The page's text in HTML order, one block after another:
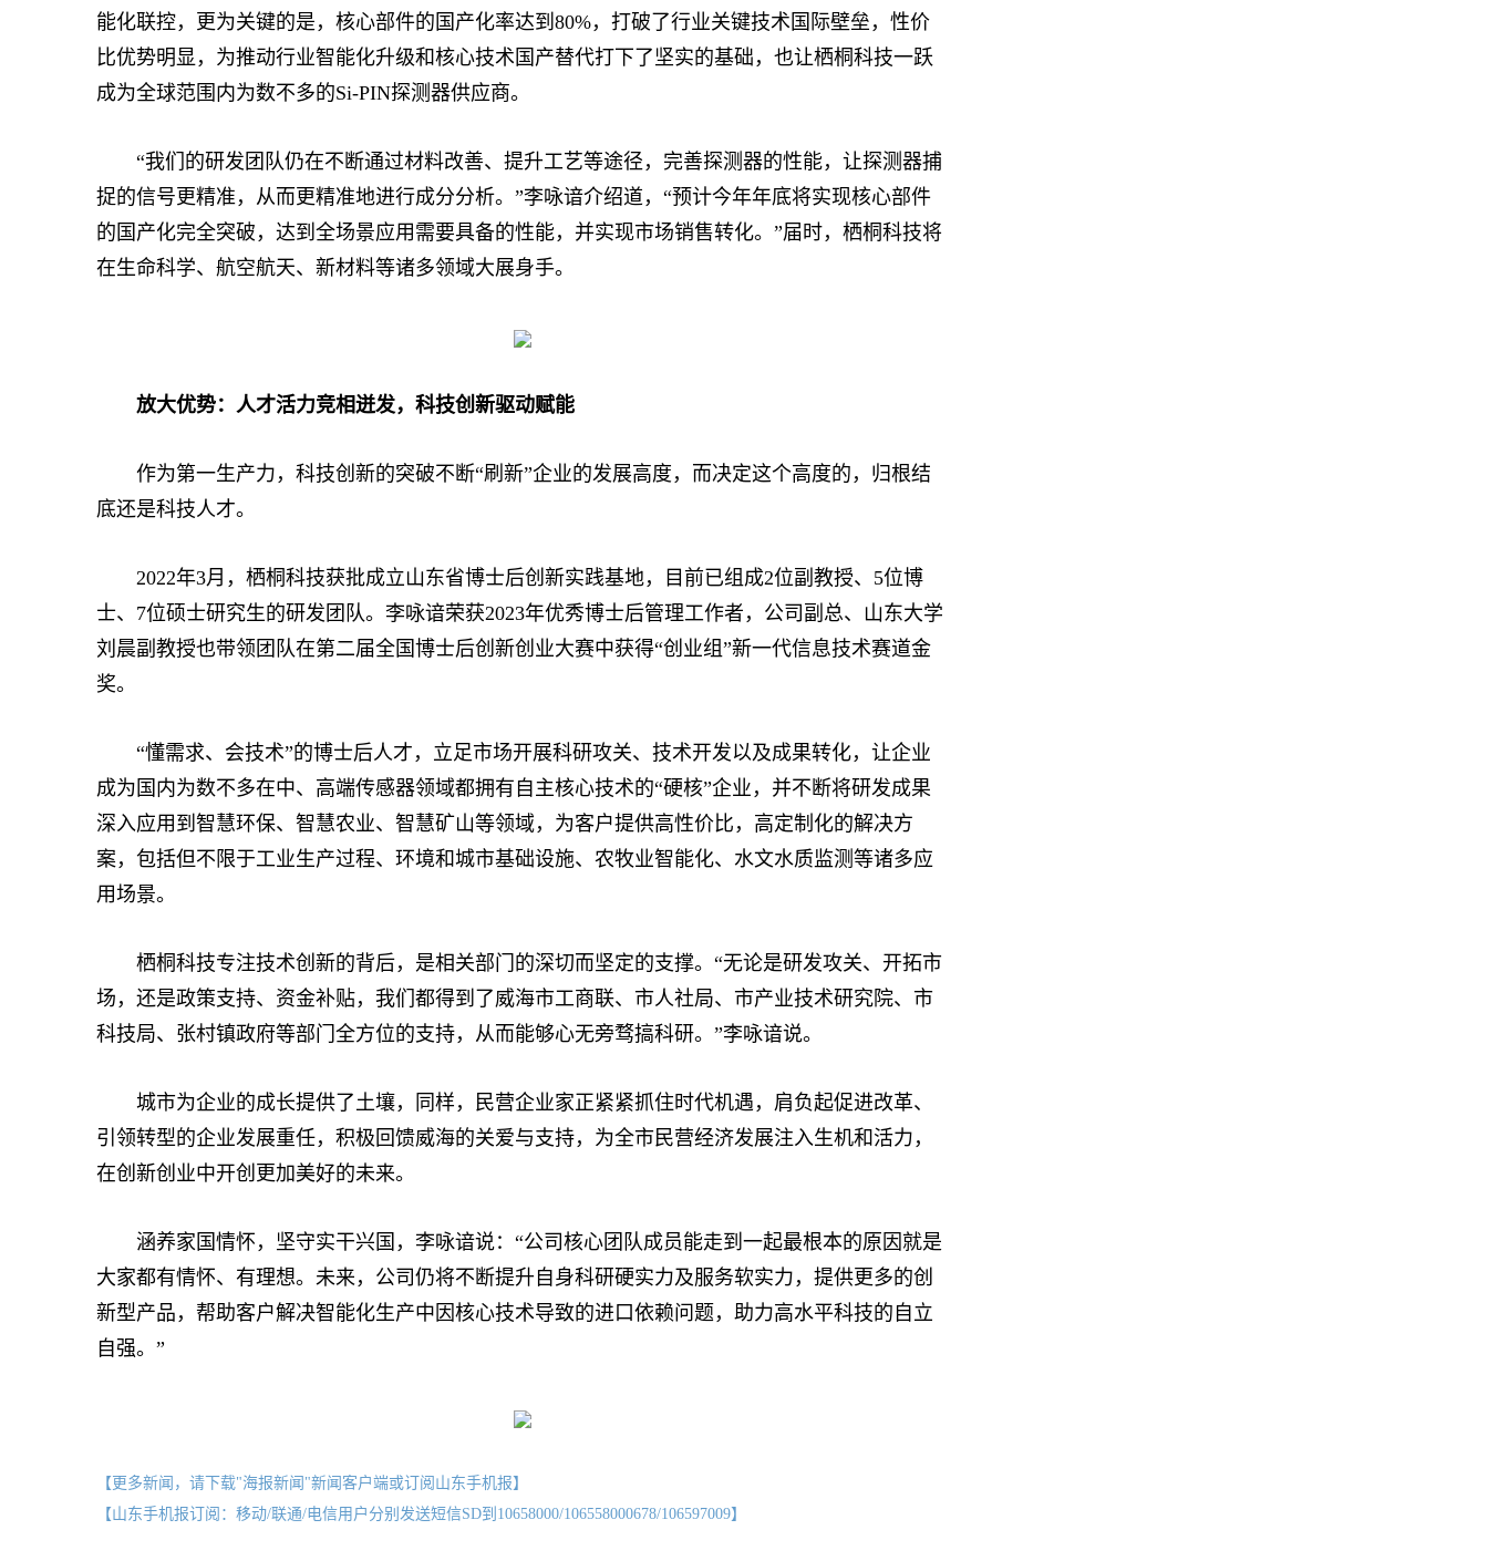
能化联控，更为关键的是，核心部件的国产化率达到80%，打破了行业关键技术国际壁垒，性价
比优势明显，为推动行业智能化升级和核心技术国产替代打下了坚实的基础，也让栖桐科技一跃
成为全球范围内为数不多的Si-PIN探测器供应商。
“我们的研发团队仍在不断通过材料改善、提升工艺等途径，完善探测器的性能，让探测器捕
捉的信号更精准，从而更精准地进行成分分析。”李咏谙介绍道，“预计今年年底将实现核心部件
的国产化完全突破，达到全场景应用需要具备的性能，并实现市场销售转化。”届时，栖桐科技将
在生命科学、航空航天、新材料等诸多领域大展身手。
放大优势：人才活力竞相迸发，科技创新驱动赋能
作为第一生产力，科技创新的突破不断“刷新”企业的发展高度，而决定这个高度的，归根结
底还是科技人才。
2022年3月，栖桐科技获批成立山东省博士后创新实践基地，目前已组成2位副教授、5位博
士、7位硕士研究生的研发团队。李咏谙荣获2023年优秀博士后管理工作者，公司副总、山东大学
刘晨副教授也带领团队在第二届全国博士后创新创业大赛中获得“创业组”新一代信息技术赛道金
奖。
“懂需求、会技术”的博士后人才，立足市场开展科研攻关、技术开发以及成果转化，让企业
成为国内为数不多在中、高端传感器领域都拥有自主核心技术的“硬核”企业，并不断将研发成果
深入应用到智慧环保、智慧农业、智慧矿山等领域，为客户提供高性价比，高定制化的解决方
案，包括但不限于工业生产过程、环境和城市基础设施、农牧业智能化、水文水质监测等诸多应
用场景。
栖桐科技专注技术创新的背后，是相关部门的深切而坚定的支撑。“无论是研发攻关、开拓市
场，还是政策支持、资金补贴，我们都得到了威海市工商联、市人社局、市产业技术研究院、市
科技局、张村镇政府等部门全方位的支持，从而能够心无旁骛搞科研。”李咏谙说。
城市为企业的成长提供了土壤，同样，民营企业家正紧紧抓住时代机遇，肩负起促进改革、
引领转型的企业发展重任，积极回馈威海的关爱与支持，为全市民营经济发展注入生机和活力，
在创新创业中开创更加美好的未来。
涵养家国情怀，坚守实干兴国，李咏谙说：“公司核心团队成员能走到一起最根本的原因就是
大家都有情怀、有理想。未来，公司仍将不断提升自身科研硬实力及服务软实力，提供更多的创
新型产品，帮助客户解决智能化生产中因核心技术导致的进口依赖问题，助力高水平科技的自立
自强。”
【更多新闻，请下载"海报新闻"新闻客户端或订阅山东手机报】
【山东手机报订阅：移动/联通/电信用户分别发送短信SD到10658000/106558000678/106597009】